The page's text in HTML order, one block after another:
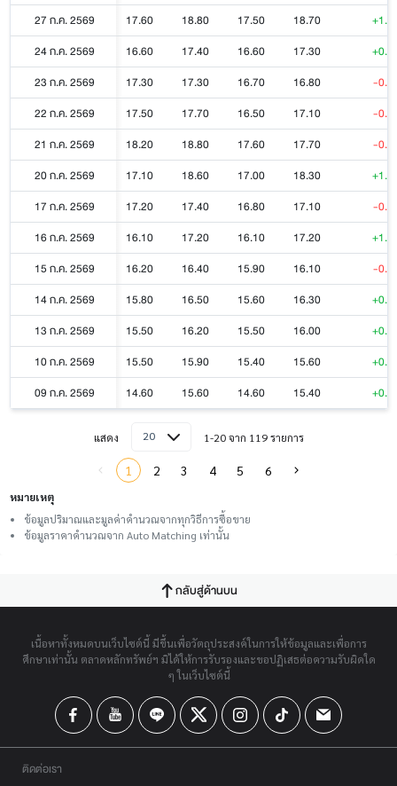
27 ก.ค. 2569
17.60 18.80 17.50 18.70
24 ก.ค. 2569
16.60 17.40 16.60 17.30
23 ก.ค. 2569
17.30 17.30 16.70 16.80
-
22 ก.ค. 2569
17.50 17.70 16.50 17.10
-
21 ก.ค. 2569
18.20 18.80 17.60 17.70
-
20 ก.ค. 2569
17.10 18.60 17.00 18.30
17 ก.ค. 2569
17.20 17.40 16.80 17.10
-
16 ก.ค. 2569
16.10 17.20 16.10 17.20
15 ก.ค. 2569
16.20 16.40 15.90 16.10
-
14 ก.ค. 2569
15.80 16.50 15.60 16.30
13 ก.ค. 2569
15.50 16.20 15.50 16.00
10 ก.ค. 2569
15.50 15.90 15.40 15.60
09 ก.ค. 2569
14.60 15.60 14.60 15.40
แสดง 20 1-20 จาก 119 รายการ
1 2 3 4 5 6
หมายเหตุ
ข้อมูลปริมาณและมูลค่าคำนวณจากทุกวิธีการซื้อขาย
ข้อมูลราคาคำนวณจาก Auto Matching เท่านั้น
กลับสู่ด้านบน
เนื้อหาทั้งหมดบนเว็บไซต์นี้ มีขึ้นเพื่อวัตถุประสงค์ในการให้ข้อมูลและเพื่อการ
ศึกษาเท่านั้น ตลาดหลักทรัพย์ฯ มิได้ให้การรับรองและขอปฏิเสธต่อความรับผิดใด
ๆ ในเว็บไซต์นี้
ติดต่อเรา